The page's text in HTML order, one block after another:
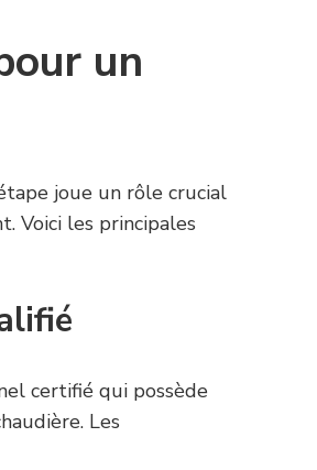
un
joue un rôle crucial
Voici les principales
certifié qui possède
Les